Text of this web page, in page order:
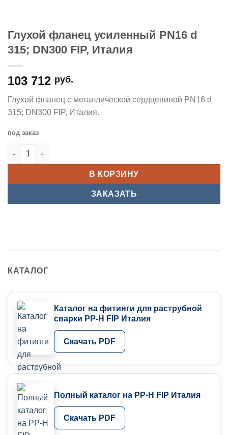
Глухой фланец усиленный PN16 d
315; DN300 FIP, Италия
103 712 руб.
Глухой фланец с металлической сердцевиной PN16 d
315; DN300 FIP, Италия.
под заказ
Количество товара Глухой фланец усиленный PN16 d 315;
В КОРЗИНУ
ЗАКАЗАТЬ
КАТАЛОГ
Каталог на фитинги для раструбной
сварки PP-H FIP Италия
Скачать PDF
Полный каталог на PP-H FIP Италия
Скачать PDF